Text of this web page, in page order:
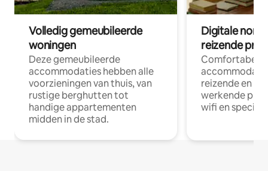
Volledig gemeubileerde
woningen
Deze gemeubileerde
accommodaties hebben alle
voorzieningen van thuis, van
rustige berghutten tot
handige appartementen
midden in de stad.
Digitale
reizende
Comfortabele
reizende en
werkende
wifi en